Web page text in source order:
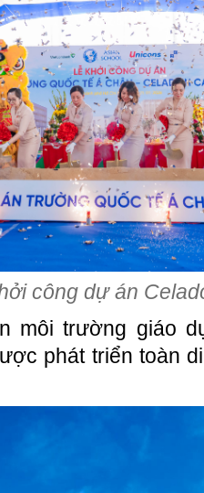
công dự án
môi trường giáo
phát triển toàn